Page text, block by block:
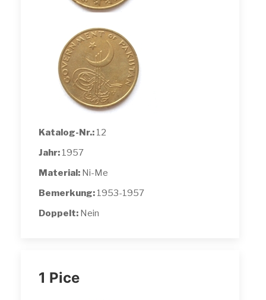
Katalog-Nr.: 12
Jahr: 1957
Material: Ni-Me
Bemerkung: 1953-1957
Doppelt: Nein
1 Pice